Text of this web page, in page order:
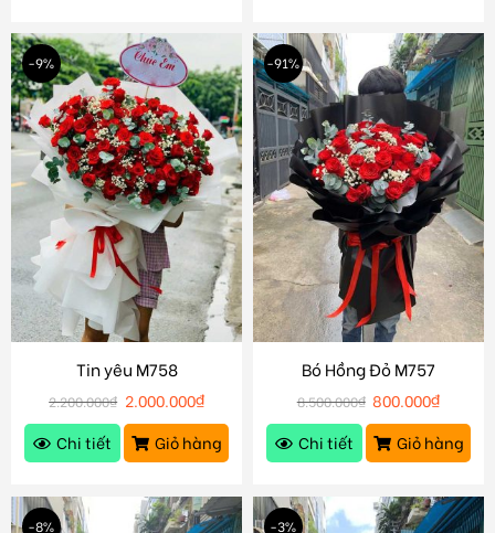
-9%
Tin yêu M758
2.200.000₫ 2.000.000₫
Chi tiết
Giỏ hàng
-91%
Bó Hồng Đỏ M757
8.500.000₫ 800.000₫
Chi tiết
Giỏ hàng
-8% -3%